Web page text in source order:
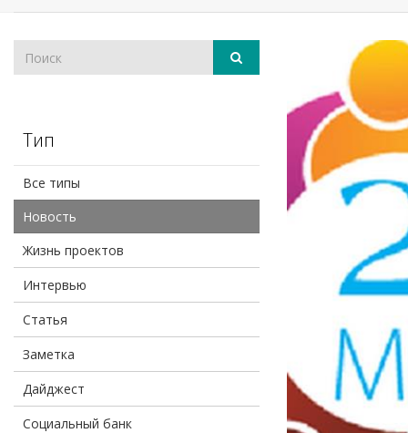
Тип
Все типы
Новость
Жизнь проектов
Интервью
Статья
Заметка
Дайджест
Социальный банк